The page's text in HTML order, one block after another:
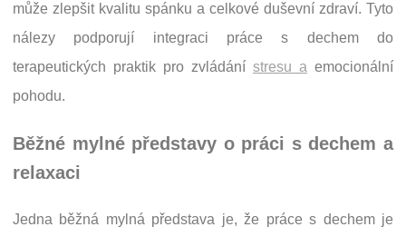
může zlepšit kvalitu spánku a celkové duševní zdraví. Tyto
nálezy podporují integraci práce s dechem do
terapeutických praktik pro zvládání stresu a emocionální
pohodu.
Běžné mylné představy o práci s dechem a
relaxaci
Jedna běžná mylná představa je, že práce s dechem je